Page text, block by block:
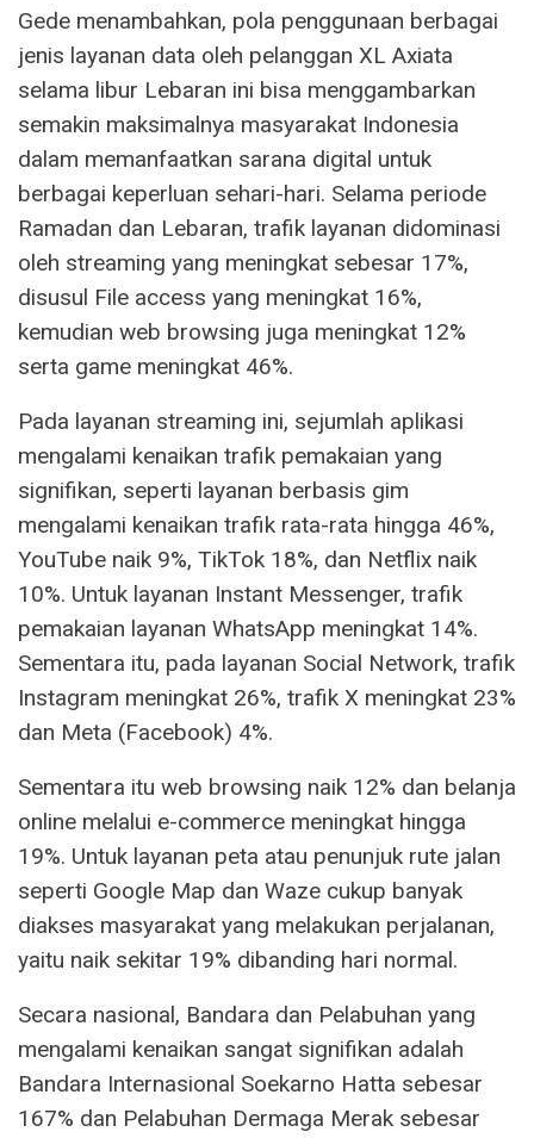
Gede menambahkan, pola penggunaan berbagai
jenis layanan data oleh pelanggan XL Axiata
selama libur Lebaran ini bisa menggambarkan
semakin maksimalnya masyarakat Indonesia
dalam memanfaatkan sarana digital untuk
berbagai keperluan sehari-hari. Selama periode
Ramadan dan Lebaran, trafik layanan didominasi
oleh streaming yang meningkat sebesar 17%,
disusul File access yang meningkat 16%,
kemudian web browsing juga meningkat 12%
serta game meningkat 46%.
Pada layanan streaming ini, sejumlah aplikasi
mengalami kenaikan trafik pemakaian yang
signifikan, seperti layanan berbasis gim
mengalami kenaikan trafik rata-rata hingga 46%,
YouTube naik 9%, TikTok 18%, dan Netflix naik
10%. Untuk layanan Instant Messenger, trafik
pemakaian layanan WhatsApp meningkat 14%.
Sementara itu, pada layanan Social Network, trafik
Instagram meningkat 26%, trafik X meningkat 23%
dan Meta (Facebook) 4%.
Sementara itu web browsing naik 12% dan belanja
online melalui e-commerce meningkat hingga
19%. Untuk layanan peta atau penunjuk rute jalan
seperti Google Map dan Waze cukup banyak
diakses masyarakat yang melakukan perjalanan,
yaitu naik sekitar 19% dibanding hari normal.
Secara nasional, Bandara dan Pelabuhan yang
mengalami kenaikan sangat signifikan adalah
Bandara Internasional Soekarno Hatta sebesar
167% dan Pelabuhan Dermaga Merak sebesar